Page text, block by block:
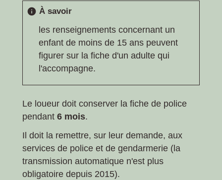
info À savoir
les renseignements concernant un
enfant de moins de 15 ans peuvent
figurer sur la fiche d'un adulte qui
l'accompagne.
Le loueur doit conserver la fiche de police
pendant 6 mois.
Il doit la remettre, sur leur demande, aux
services de police et de gendarmerie (la
transmission automatique n'est plus
obligatoire depuis 2015).